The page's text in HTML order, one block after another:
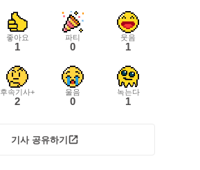
좋아요
1
파티
0
웃음
1
후속기사+
2
울음
0
녹는다
1
기사 공유하기